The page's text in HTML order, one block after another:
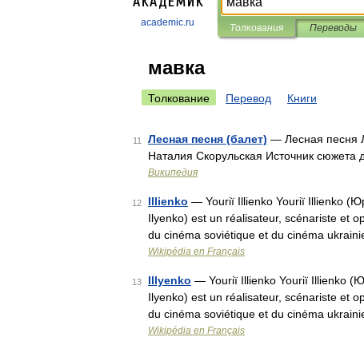
academic.ru Толкования Переводы
мавка
Толкование Перевод Книги
11 Лесная песня (балет) — Лесная песня
Наталия Скорульская Источник
Википедия
12 Illienko — Youriï Illienko Youriï Illienko
Ilyenko) est un réalisateur, scénariste et
du cinéma soviétique et du cinéma
Wikipédia en Français
13 Illyenko — Youriï Illienko Youriï Illienko
Ilyenko) est un réalisateur, scénariste et
du cinéma soviétique et du cinéma
Wikipédia en Français